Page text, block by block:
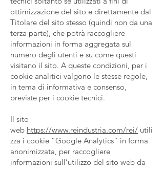
ottimizzazione del sito e direttamente dal
Titolare del sito stesso (quindi non da una
terza parte), che potrà raccogliere
informazioni in forma aggregata sul
numero degli utenti e su come questi
visitano il sito. A queste condizioni, per i
cookie analitici valgono le stesse regole,
in tema di informativa e consenso,
previste per i cookie tecnici.
Il sito
web https://www.reindustria.com/rei/ utili
zza i cookie “Google Analytics” in forma
anonimizzata, per raccogliere
informazioni sull’utilizzo del sito web da